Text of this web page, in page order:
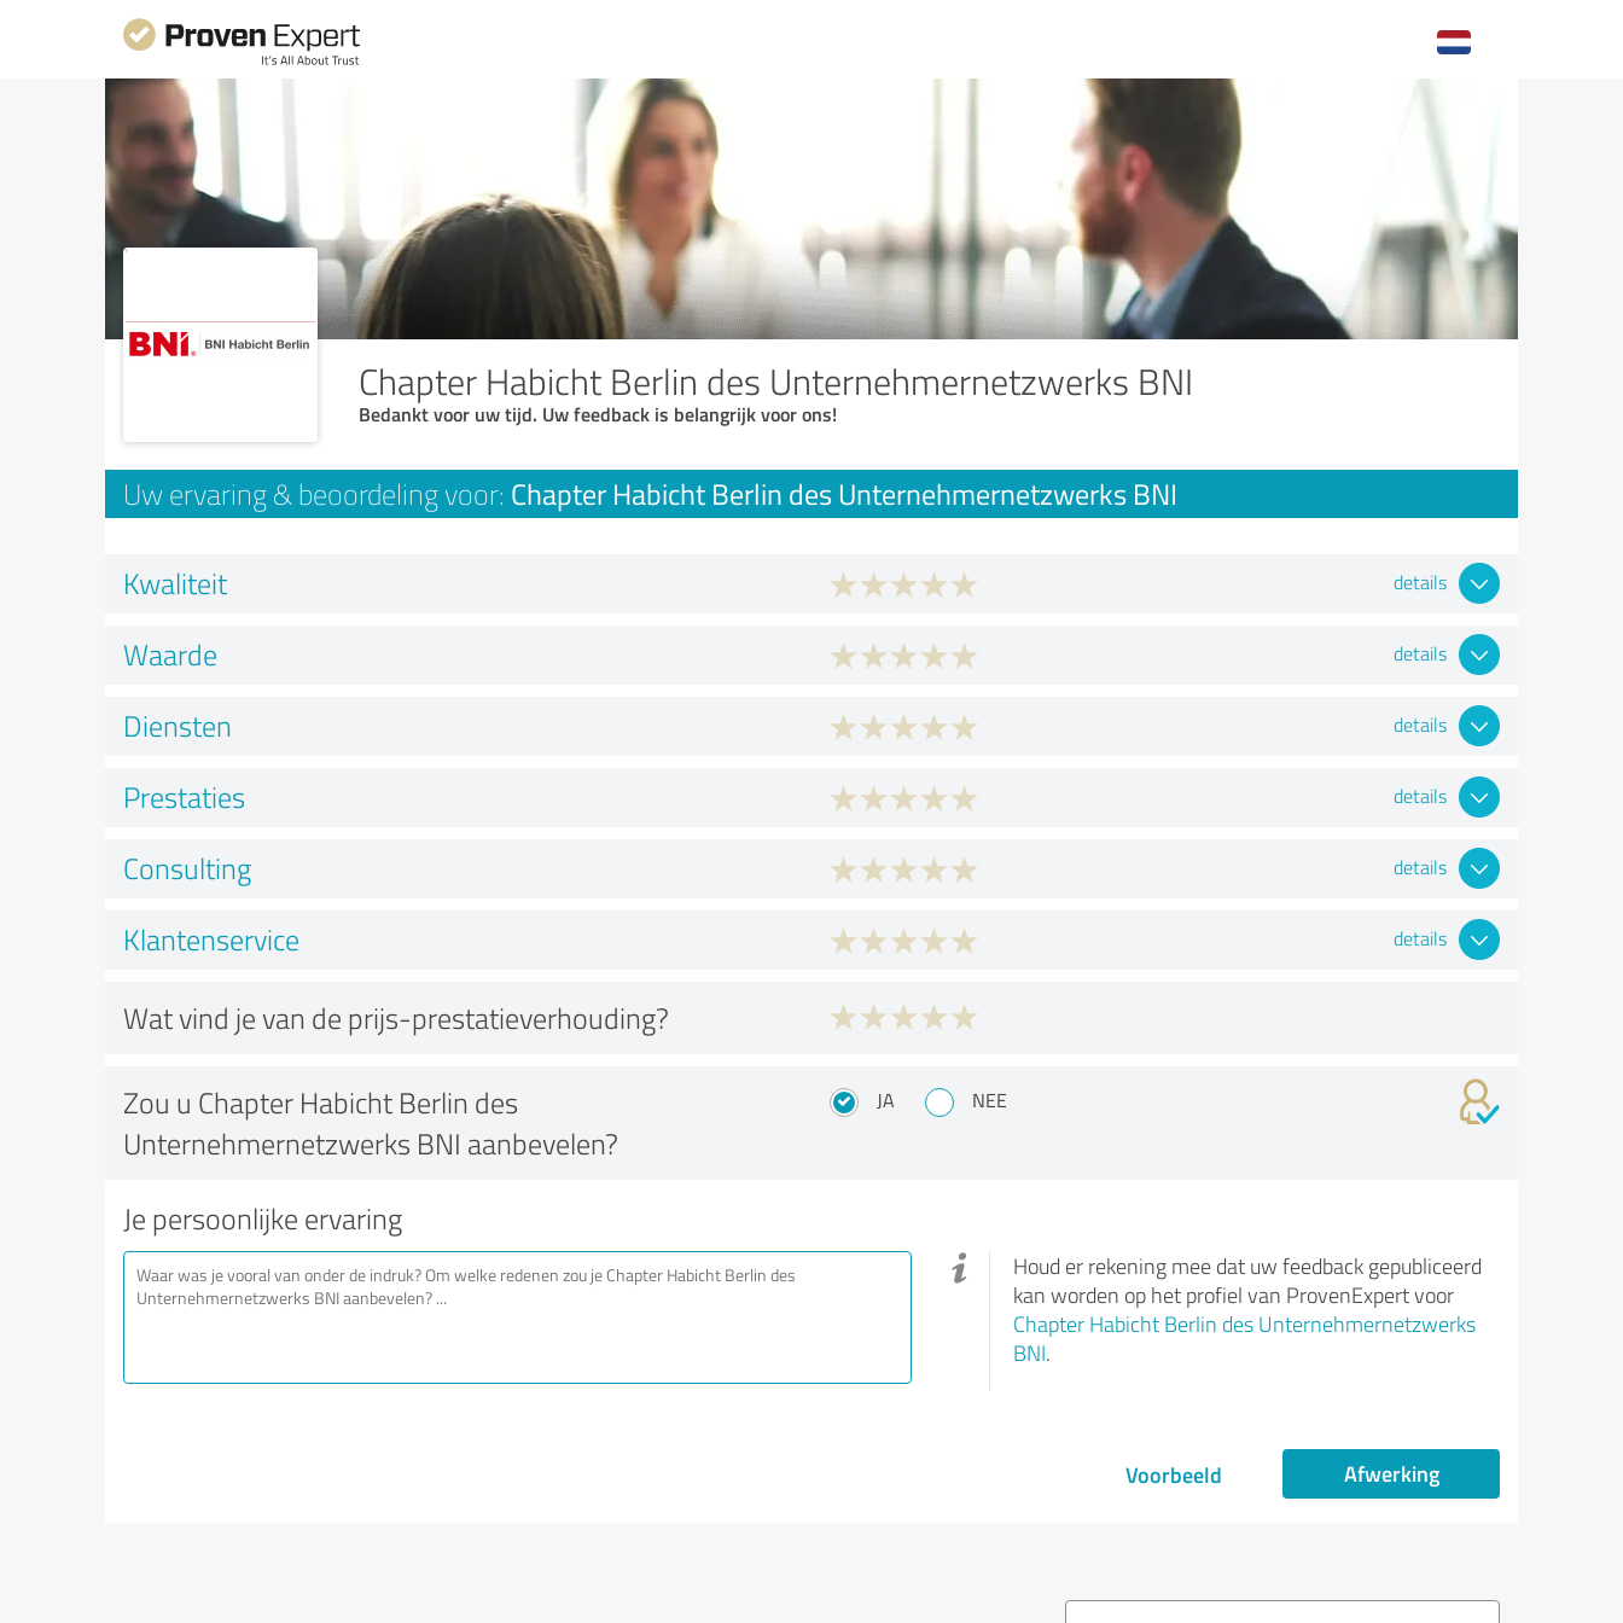
Chapter Habicht Berlin des Unternehmernetzwerks BNI
Bedankt voor uw tijd. Uw feedback is belangrijk voor ons!
Uw ervaring & beoordeling voor: Chapter Habicht Berlin des Unternehmernetzwerks BNI
Kwaliteit details
Waarde details
Diensten details
Prestaties details
Consulting details
Klantenservice details
Wat vind je van de prijs-prestatieverhouding?
Zou u Chapter Habicht Berlin des
Unternehmernetzwerks BNI aanbevelen?
JA NEE
Je persoonlijke ervaring
Houd er rekening mee dat uw feedback gepubliceerd
kan worden op het profiel van ProvenExpert voor
Chapter Habicht Berlin des Unternehmernetzwerks
BNI.
Voorbeeld Afwerking